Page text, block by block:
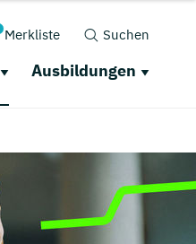
Merkliste Suchen
Ausbildungen